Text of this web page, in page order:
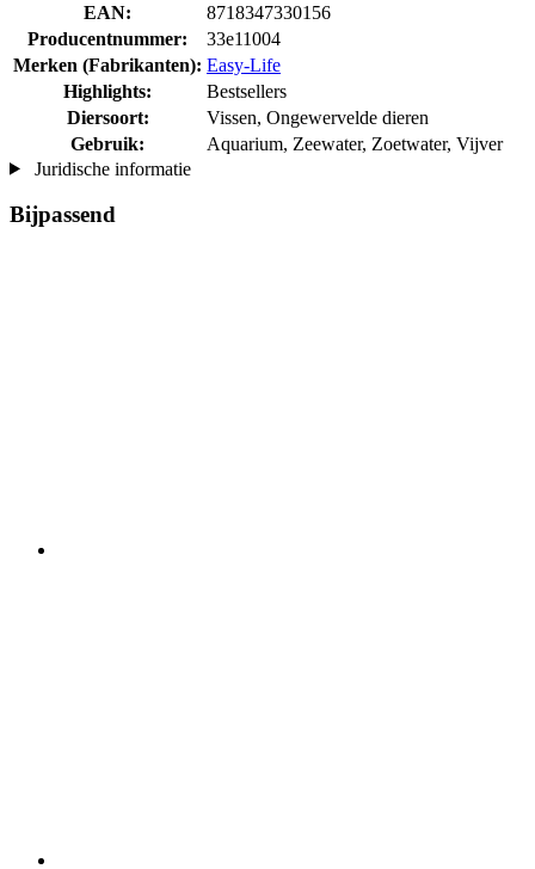
EAN:
8718347330156
Producentnummer:
33e11004
Merken (Fabrikanten): Easy-Life
Highlights:
Bestsellers
Diersoort:
Vissen, Ongewervelde dieren
Gebruik:
Aquarium, Zeewater, Zoetwater, Vijver
Juridische informatie
Bijpassend